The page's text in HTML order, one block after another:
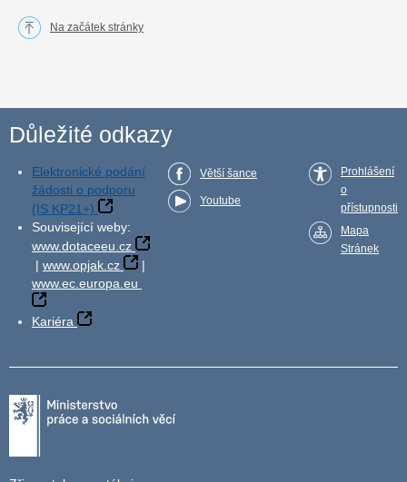
Na začátek stránky
Důležité odkazy
Elektronické podání
žádosti o podporu
(IS KP21+)
Související weby:
www.dotaceeu.cz
| www.opjak.cz
|
www.ec.europa.eu
Kariéra
Větší šance
Youtube
Prohlášení
o
přístupnosti
Mapa
Stránek